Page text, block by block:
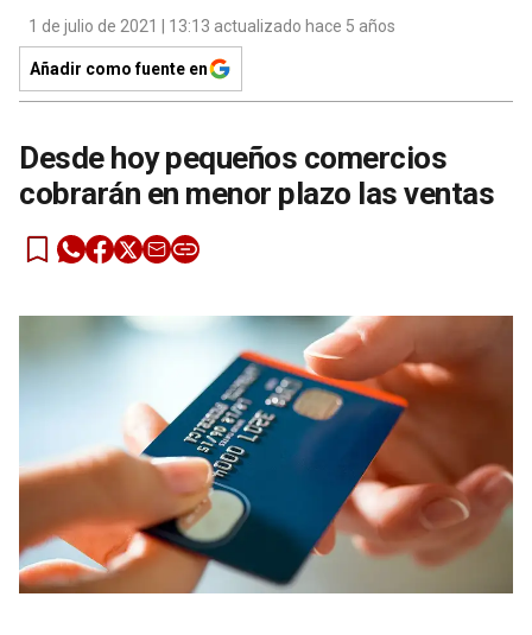
1 de julio de 2021 | 13:13 actualizado hace 5 años
Añadir como fuente en
Desde hoy pequeños comercios
cobrarán en menor plazo las ventas